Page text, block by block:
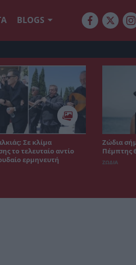
BLOGS
Σε κλίμα
το τελευταίο αντίο
ερμηνευτή
Ζώδια
Πέμπτης
ΖΩΔΙΑ